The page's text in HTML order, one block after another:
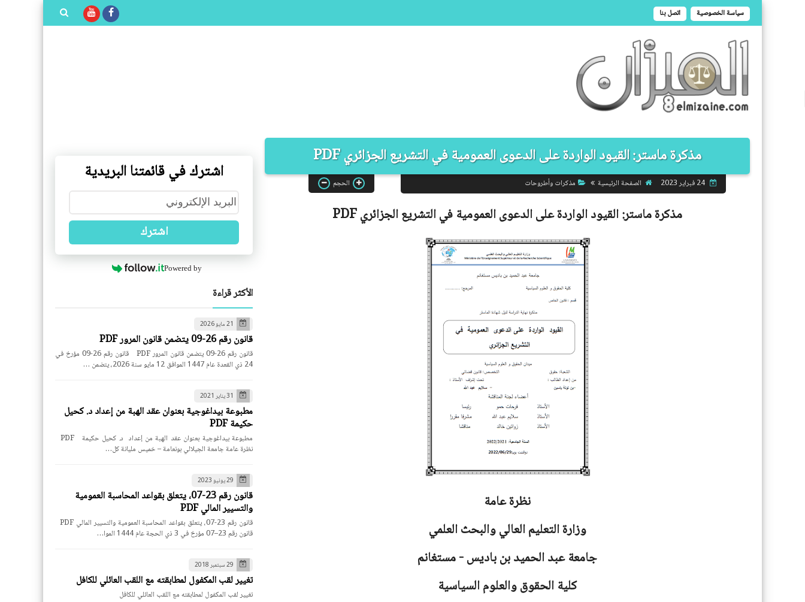
سياسة الخصوصية اتصل بنا
مذكرة ماستر: القيود الواردة على الدعوى العمومية في التشريع الجزائري PDF
24 فبراير 2023 الصفحة الرئيسية مذكرات وأطروحات الحجم
مذكرة ماستر:القيود الواردة على الدعوى العمومية في التشريع الجزائريPDF
نظرة عامة
وزارة التعليم العالي والبحث العلمي
جامعةعبد الحميد بن باديس - مستغانم
كلية الحقوق والعلوم السياسية
اشترك في قائمتنا البريدية
اشترك
Powered by
الأكثر قراءة
21 مايو 2026
قانون رقم 26-09 يتضمن قانون المرور PDF
قانون رقم 26-09 يتضمن قانون المرور PDF قانون رقم 26-09 مؤرخ في
24 ذي القعدة عام 1447 الموافق 12 مايو سنة 2026، يتضمن …
31 يناير 2021
مطبوعة بيداغوجية بعنوان عقد الهبة من إعداد د. كحيل
حكيمة PDF
نظرة عامة جامعة الجيلالي بونعامة – خميس مليانة كل…
29 يونيو 2023
قانون رقم 23-07، يتعلق بقواعد المحاسبة العمومية
والتسيير المالي PDF
قانون رقم 23–07 مؤرخ في 3 ذي الحجة عام 1444 الموا…
29 سبتمبر 2018
تغيير لقب المكفول لمطابقته مع اللقب العائلي للكافل
تغيير لقب المكفول لمطابقته مع اللقب العائلي للكافل